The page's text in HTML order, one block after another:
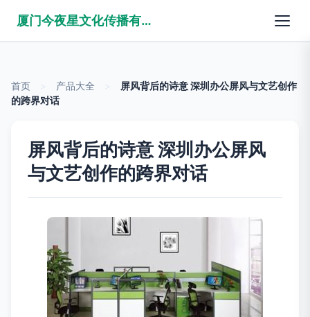
厦门今夜星文化传播有限公司
首页 产品大全
屏风背后的诗意 深圳办公屏风与文艺创作
的跨界对话
屏风背后的诗意 深圳办公屏风
与文艺创作的跨界对话